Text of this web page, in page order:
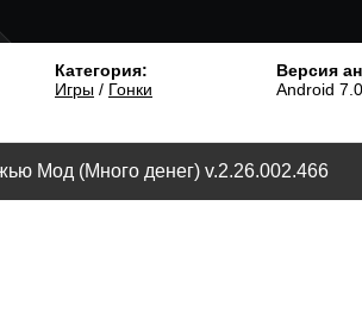
Категория:
Игры / Гонки
Версия
Android 7.0
Мод (Много денег) v.2.26.002.466